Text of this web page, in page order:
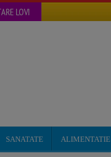
LOVI
SANATATE ALIMENTATIE